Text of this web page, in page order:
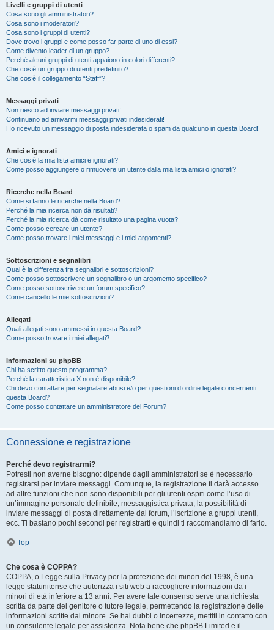
Livelli e gruppi di utenti
Cosa sono gli amministratori?
Cosa sono i moderatori?
Cosa sono i gruppi di utenti?
Dove trovo i gruppi e come posso far parte di uno di essi?
Come divento leader di un gruppo?
Perché alcuni gruppi di utenti appaiono in colori differenti?
Che cos’è un gruppo di utenti predefinito?
Che cos’è il collegamento “Staff”?
Messaggi privati
Non riesco ad inviare messaggi privati!
Continuano ad arrivarmi messaggi privati indesiderati!
Ho ricevuto un messaggio di posta indesiderata o spam da qualcuno in questa Board!
Amici e ignorati
Che cos’è la mia lista amici e ignorati?
Come posso aggiungere o rimuovere un utente dalla mia lista amici o ignorati?
Ricerche nella Board
Come si fanno le ricerche nella Board?
Perché la mia ricerca non dà risultati?
Perché la mia ricerca dà come risultato una pagina vuota?
Come posso cercare un utente?
Come posso trovare i miei messaggi e i miei argomenti?
Sottoscrizioni e segnalibri
Qual è la differenza fra segnalibri e sottoscrizioni?
Come posso sottoscrivere un segnalibro o un argomento specifico?
Come posso sottoscrivere un forum specifico?
Come cancello le mie sottoscrizioni?
Allegati
Quali allegati sono ammessi in questa Board?
Come posso trovare i miei allegati?
Informazioni su phpBB
Chi ha scritto questo programma?
Perché la caratteristica X non è disponibile?
Chi devo contattare per segnalare abusi e/o per questioni d’ordine legale concernenti
questa Board?
Come posso contattare un amministratore del Forum?
Connessione e registrazione
Perché devo registrarmi?
Potresti non averne bisogno: dipende dagli amministratori se è necessario
registrarsi per inviare messaggi. Comunque, la registrazione ti darà accesso
ad altre funzioni che non sono disponibili per gli utenti ospiti come l’uso di
un’immagine personale definibile, messaggistica privata, la possibilità di
inviare messaggi di posta direttamente dal forum, l’iscrizione a gruppi utenti,
ecc. Ti bastano pochi secondi per registrarti e quindi ti raccomandiamo di farlo.
Top
Che cosa è COPPA?
COPPA, o Legge sulla Privacy per la protezione dei minori del 1998, è una
legge statunitense che autorizza i siti web a raccogliere informazioni da i
minori di età inferiore a 13 anni. Per avere tale consenso serve una richiesta
scritta da parte del genitore o tutore legale, permettendo la registrazione delle
informazioni scritte dal minore. Se hai dubbi o incertezze, mettiti in contatto con
un consulente legale per assistenza. Nota bene che phpBB Limited e il